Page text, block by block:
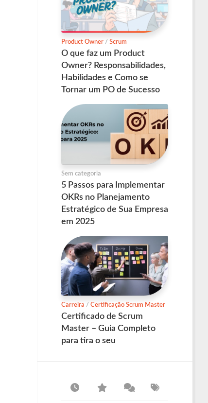
Product Owner / Scrum
O que faz um Product
Owner? Responsabilidades,
Habilidades e Como se
Tornar um PO de Sucesso
Sem categoria
5 Passos para Implementar
OKRs no Planejamento
Estratégico de Sua Empresa
em 2025
Carreira / Certificação Scrum Master
Certificado de Scrum
Master – Guia Completo
para tira o seu